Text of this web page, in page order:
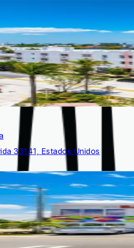
33141, Estados Unidos